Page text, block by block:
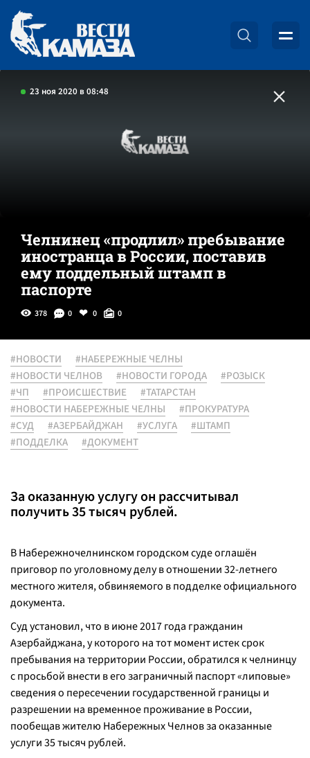
23 ноя 2020 в 08:48
Челнинец «продлил» пребывание
иностранца в России, поставив
ему поддельный штамп в
паспорте
378 0 0 0
#НОВОСТИ
#НАБЕРЕЖНЫЕ ЧЕЛНЫ
#НОВОСТИ ЧЕЛНОВ
#НОВОСТИ ГОРОДА
#РОЗЫСК
#ЧП
#ПРОИСШЕСТВИЕ
#ТАТАРСТАН
#НОВОСТИ НАБЕРЕЖНЫЕ ЧЕЛНЫ
#ПРОКУРАТУРА
#СУД
#АЗЕРБАЙДЖАН #УСЛУГА
#ШТАМП
#ПОДДЕЛКА
#ДОКУМЕНТ
За оказанную услугу он рассчитывал
получить 35 тысяч рублей.
В Набережночелнинском городском суде оглашён
приговор по уголовному делу в отношении 32-летнего
местного жителя, обвиняемого в подделке официального
документа.
Суд установил, что в июне 2017 года гражданин
Азербайджана, у которого на тот момент истек срок
пребывания на территории России, обратился к челнинцу
с просьбой внести в его заграничный паспорт «липовые»
сведения о пересечении государственной границы и
разрешении на временное проживание в России,
пообещав жителю Набережных Челнов за оказанные
услуги 35 тысяч рублей.